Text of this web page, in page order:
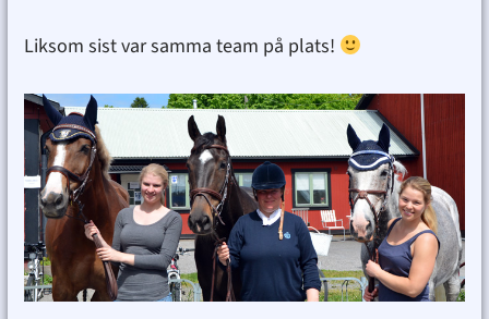
Liksom sist var samma team på plats!